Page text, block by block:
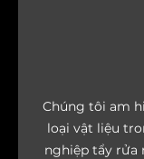
Chúng tôi am
loại vật liệu
nghiệp tẩy rửa